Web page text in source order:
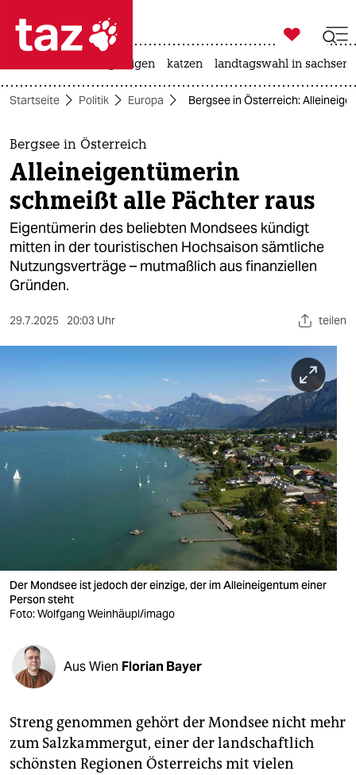
 taz zahl ich
taz zahl ich
themen
politik
öko
gesellschaft
kultur
sport
berlin
wahrheit
verlag
verlag
fragen & hilfe
unterstützen
abo
genossenschaft
epaper login

taz zahl ich
bergsteigen katzen landtagswahl in
Startseite Politik Europa Bergsee in Österreich:
Bergsee in Österreich
Alleineigentümerin
schmeißt alle Pächter raus
Eigentümerin des beliebten Mondsees kündigt
mitten in der touristischen Hochsaison sämtliche
Nutzungsverträge – mutmaßlich aus finanziellen
Gründen.
29.7.2025 20:03 Uhr teilen
Der Mondsee ist jedoch der einzige, der im Alleineigentum einer
Person steht
Foto: Wolfgang Weinhäupl/imago
Aus Wien Florian Bayer
Streng genommen gehört der Mondsee nicht mehr
zum Salzkammergut, einer der landschaftlich
schönsten Regionen Österreichs mit vielen